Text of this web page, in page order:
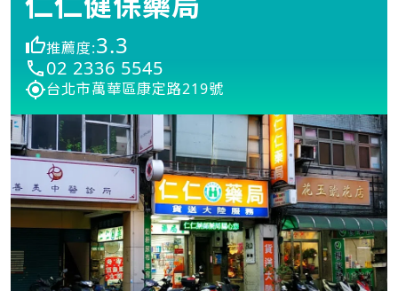
推薦度:3.3
02 2336 5545
台北市萬華區康定路219號